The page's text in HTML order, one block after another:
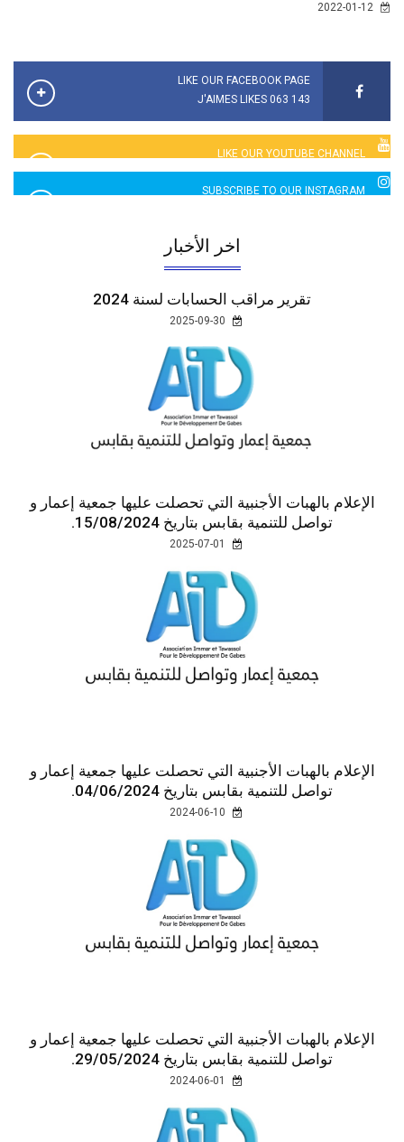
LIKE OUR FACEBOOK PAGE
143 063 J'AIMES LIKES
LIKE OUR YOUTUBE CHANNEL
2760 LIKES
SUBSCRIBE TO OUR INSTAGRAM
اخر الأخبار
تقرير مراقب الحسابات لسنة 2024
الإعلام بالهبات الأجنبية التي تحصلت عليها جمعية إعمار و
تواصل للتنمية بقابس بتاريخ 15/08/2024.
الإعلام بالهبات الأجنبية التي تحصلت عليها جمعية إعمار و
تواصل للتنمية بقابس بتاريخ 04/06/2024.
الإعلام بالهبات الأجنبية التي تحصلت عليها جمعية إعمار و
تواصل للتنمية بقابس بتاريخ 29/05/2024.